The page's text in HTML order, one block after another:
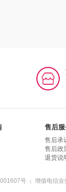
售后
售后承
售后政
退货说
号 | 增值电信业